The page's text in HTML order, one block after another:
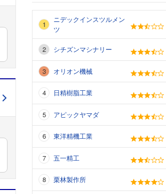
ニデックインスツルメン
ツ
シチズンマシナリー
オリオン機械
日精樹脂工業
アピックヤマダ
東洋精機工業
五一精工
栗林製作所